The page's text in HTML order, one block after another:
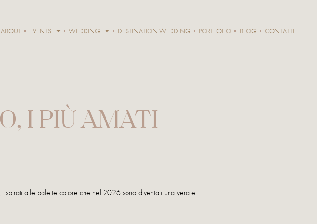
ABOUT EVENTS WEDDING DESTINATION WEDDING PORTFOLIO BLOG CONTATTI
I PIÙ AMATI
ispirati alle palette colore che nel 2026 sono diventati una vera e